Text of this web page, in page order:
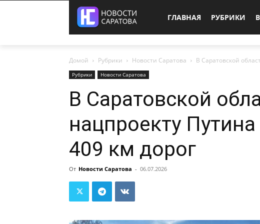
ГЛАВНАЯ РУБРИКИ
Домой Рубрики Новости Саратова В Саратовской
Рубрики Новости Саратова
В Саратовской
нацпроекту
409 км дорог
От Новости Саратова - 06.07.2026